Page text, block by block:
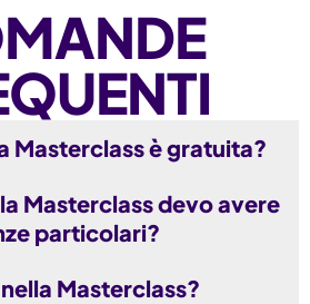
Masterclass è gratuita?
Masterclass devo avere
particolari?
Masterclass?